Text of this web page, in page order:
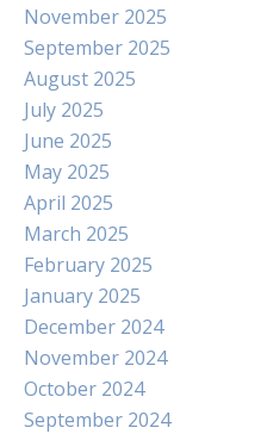
November 2025
September 2025
August 2025
July 2025
June 2025
May 2025
April 2025
March 2025
February 2025
January 2025
December 2024
November 2024
October 2024
September 2024